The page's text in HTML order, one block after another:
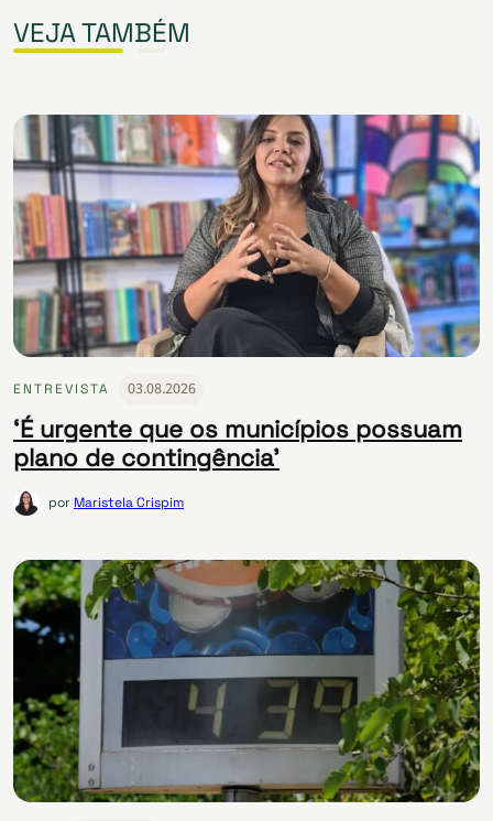
VEJA TAMBÉM
ENTREVISTA 03.08.2026
‘É urgente que os municípios possuam
plano de contingência’
por Maristela Crispim